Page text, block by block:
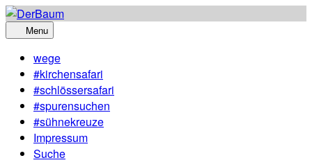
Skip
to
Menu
wege
#kirchensafari
#schlössersafari
#spurensuchen
#sühnekreuze
Impressum
Suche